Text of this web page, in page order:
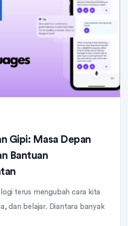
Gipi: Masa Depan
Bantuan
terus mengubah cara kita
dan belajar. Diantara banyak